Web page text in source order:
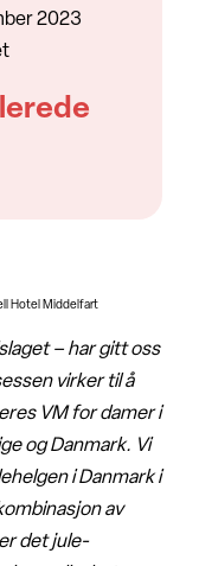
Hotel Middelfart
– har gitt oss
virker til å
VM for damer i
og Danmark. Vi
i Danmark i
av
det jule-
2023